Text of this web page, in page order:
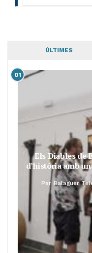
ÚLTIMES
01
Els Diables de
d’història amb
Per Balaguer